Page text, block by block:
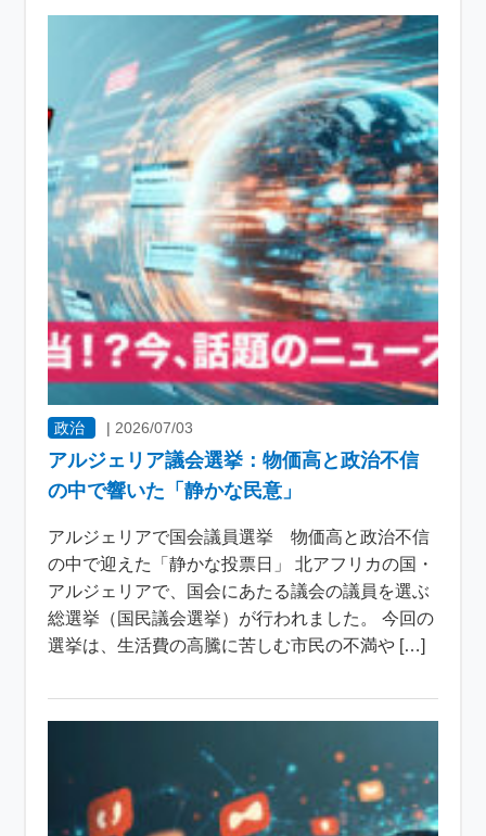
政治 |2026/07/03
アルジェリア議会選挙：物価高と政治不信
の中で響いた「静かな民意」
アルジェリアで国会議員選挙 物価高と政治不信
の中で迎えた「静かな投票日」 北アフリカの国・
アルジェリアで、国会にあたる議会の議員を選ぶ
総選挙（国民議会選挙）が行われました。 今回の
選挙は、生活費の高騰に苦しむ市民の不満や […]